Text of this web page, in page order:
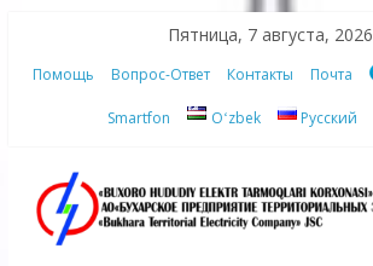
content
Пятница, 7 августа, 2026
Помощь Вопрос-Ответ Контакты Почта
Smartfon Oʻzbek Русский